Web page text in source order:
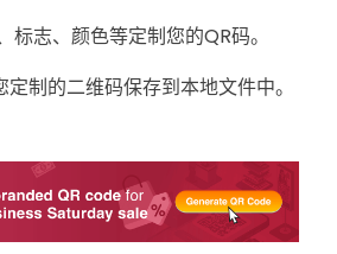
标志、颜色等定制您的QR码。
定制的二维码保存到本地文件中。